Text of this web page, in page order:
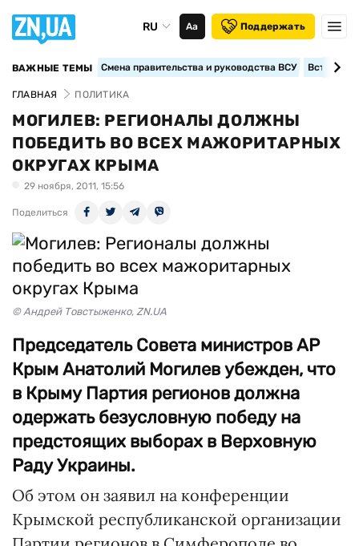
RU Аа Поддержать
ВАЖНЫЕ ТЕМЫ Смена правительства и руководства ВСУ
ГЛАВНАЯ ПОЛИТИКА
МОГИЛЕВ: РЕГИОНАЛЫ ДОЛЖНЫ
ПОБЕДИТЬ ВО ВСЕХ МАЖОРИТАРНЫХ
ОКРУГАХ КРЫМА
29 ноября, 2011, 15:56
Поделиться
© Андрей Товстыженко, ZN.UA
Председатель Совета министров АР
Крым Анатолий Могилев убежден, что
в Крыму Партия регионов должна
одержать безусловную победу на
предстоящих выборах в Верховную
Раду Украины.
Об этом он заявил на конференции
Крымской республиканской организации